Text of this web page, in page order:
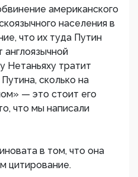
американского
населения в
что их туда Путин
англоязычной
Нетаньяху тратит
сколько на
— это стоит его
что мы написали
в том, что она
цитирование.